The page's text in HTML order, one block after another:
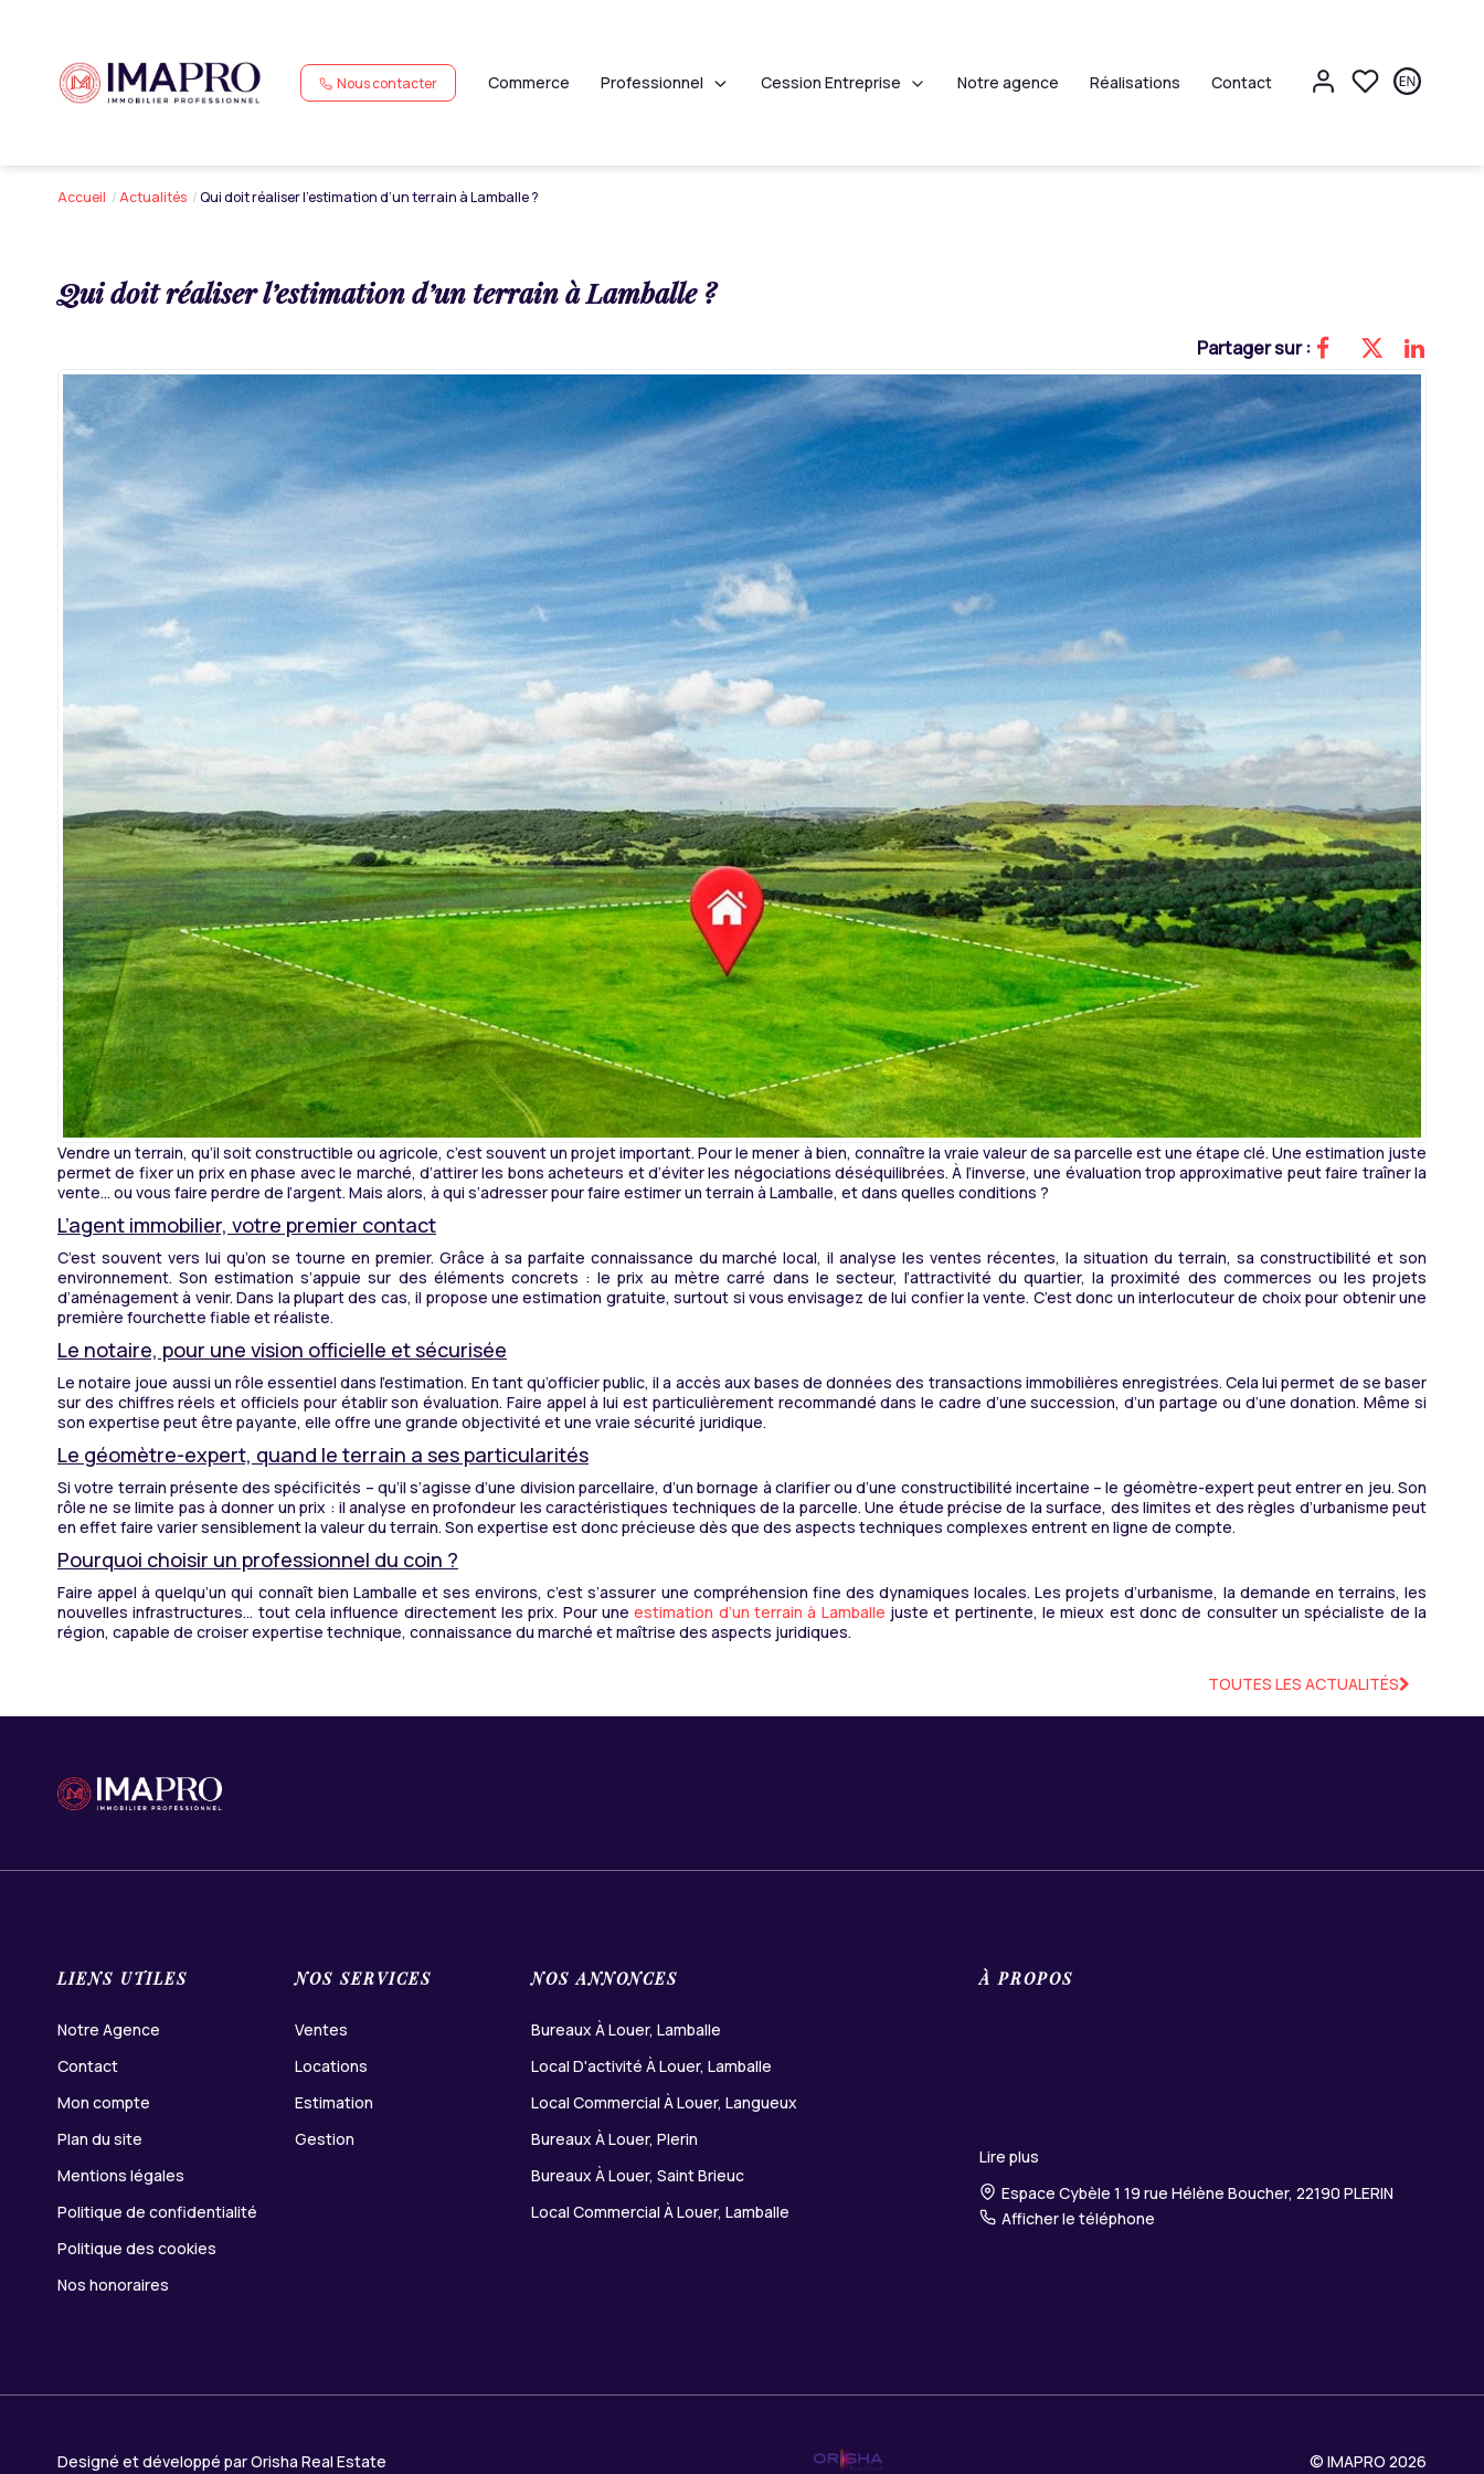
Nous contacter Commerce Professionnel Cession Entreprise Notre agence Réalisations Contact
Accueil Actualités Qui doit réaliser l’estimation d’un terrain à Lamballe ?
Qui doit réaliser l’estimation d’un terrain à Lamballe ?
Partager sur :
Vendre un terrain, qu’il soit constructible ou agricole, c’est souvent un projet important. Pour le mener à bien, connaître la vraie valeur de sa parcelle est une étape clé. Une estimation juste
permet de fixer un prix en phase avec le marché, d’attirer les bons acheteurs et d’éviter les négociations déséquilibrées. À l’inverse, une évaluation trop approximative peut faire traîner la
vente… ou vous faire perdre de l’argent. Mais alors, à qui s’adresser pour faire estimer un terrain à Lamballe, et dans quelles conditions ?
L’agent immobilier, votre premier contact
C’est souvent vers lui qu’on se tourne en premier. Grâce à sa parfaite connaissance du marché local, il analyse les ventes récentes, la situation du terrain, sa constructibilité et son
environnement. Son estimation s’appuie sur des éléments concrets : le prix au mètre carré dans le secteur, l’attractivité du quartier, la proximité des commerces ou les projets
d’aménagement à venir. Dans la plupart des cas, il propose une estimation gratuite, surtout si vous envisagez de lui confier la vente. C’est donc un interlocuteur de choix pour obtenir une
première fourchette fiable et réaliste.
Le notaire, pour une vision officielle et sécurisée
Le notaire joue aussi un rôle essentiel dans l’estimation. En tant qu’officier public, il a accès aux bases de données des transactions immobilières enregistrées. Cela lui permet de se baser
sur des chiffres réels et officiels pour établir son évaluation. Faire appel à lui est particulièrement recommandé dans le cadre d’une succession, d’un partage ou d’une donation. Même si
son expertise peut être payante, elle offre une grande objectivité et une vraie sécurité juridique.
Le géomètre-expert, quand le terrain a ses particularités
Si votre terrain présente des spécificités – qu’il s’agisse d’une division parcellaire, d’un bornage à clarifier ou d’une constructibilité incertaine – le géomètre-expert peut entrer en jeu. Son
rôle ne se limite pas à donner un prix : il analyse en profondeur les caractéristiques techniques de la parcelle. Une étude précise de la surface, des limites et des règles d’urbanisme peut
en effet faire varier sensiblement la valeur du terrain. Son expertise est donc précieuse dès que des aspects techniques complexes entrent en ligne de compte.
Pourquoi choisir un professionnel du coin ?
Faire appel à quelqu’un qui connaît bien Lamballe et ses environs, c’est s’assurer une compréhension fine des dynamiques locales. Les projets d’urbanisme, la demande en terrains, les
nouvelles infrastructures… tout cela influence directement les prix. Pour uneestimation d’un terrain à Lamballe juste et pertinente, le mieux est donc de consulter un spécialiste de la
région, capable de croiser expertise technique, connaissance du marché et maîtrise des aspects juridiques.
TOUTES LES ACTUALITÉS
LIENS UTILES
Notre Agence
Contact
Mon compte
Plan du site
Mentions légales
Politique de confidentialité
Politique des cookies
Nos honoraires
NOS SERVICES
Ventes
Locations
Estimation
Gestion
NOS ANNONCES
Bureaux À Louer, Lamballe
Local D'activité À Louer, Lamballe
Local Commercial À Louer, Langueux
Bureaux À Louer, Plerin
Bureaux À Louer, Saint Brieuc
Local Commercial À Louer, Lamballe
À PROPOS
Lire plus
Espace Cybèle 1 19 rue Hélène Boucher, 22190 PLERIN
Afficher le téléphone
Designé et développé par Orisha Real Estate © IMAPRO 2026